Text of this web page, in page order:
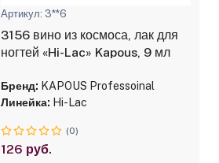
Артикул: 3**6
3156 вино из космоса, лак для
ногтей «Hi-Lac» Kapous, 9 мл
Бренд: KAPOUS Professoinal
Линейка: Hi-Lac
(0)
126 руб.